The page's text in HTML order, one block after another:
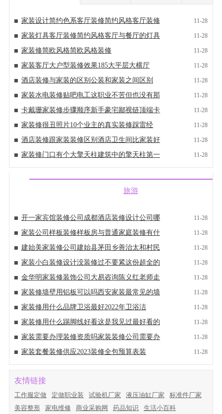
11-28
家装设计简约色系客厅装修简约风格客厅装修
11-28
家装灯具客厅装修简约风格客厅与餐厅的灯具
11-28
家装修简欧风格简欧风格装修
11-28
家装客厅大户型装修效果185大平层大横厅
11-28
酒店装修与家装的区别公装和家装之间区别
11-28
家装水电装修贴吧电工这职业不苦但也没有那
11-28
卡戴珊家装修步骤顺序新手豪宅鄙视链顶端卡
11-28
家装修很丑照片10个业主的真实装修踩雷经
11-28
酒店装修跟家装装修区别酒店卫生间比家装好
11-28
家装修门口有个大擎天柱建筑中的擎天柱第一
旅游
11-28
开一家宾馆装修公司成都酒店装修设计公司哪
11-28
家装公司样板装修样板房与普通家庭装修有什
11-28
建始美家装修公司建始县茅田乡善治太和村民
11-28
家装小白装修设计没装修过不要紧这份超全的
11-28
金华明家装修装饰公司大易咨询陈义红老师走
11-28
家装修墙壁用铝板可以吗西安家装最常见的墙
11-28
家装修用什么品牌卫浴最好2022年卫浴洁
11-28
家装修用什么踢脚线好看这是我见过最好看的
11-28
家装需要办理装修资质吗家装装修公司需要办
11-28
家装套餐装修供应2023装修全包预算表装
友情链接
工作服定做 定做职业装 试验机厂家 液压油缸厂家
标准件厂家
美容整形
家电维修 商业采购网 药品知识 生活小百科